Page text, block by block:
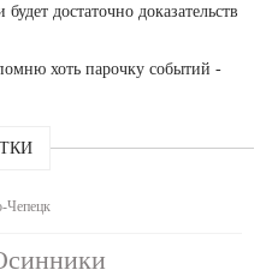
достаточно доказательств
хоть парочку событий -
Чепецк